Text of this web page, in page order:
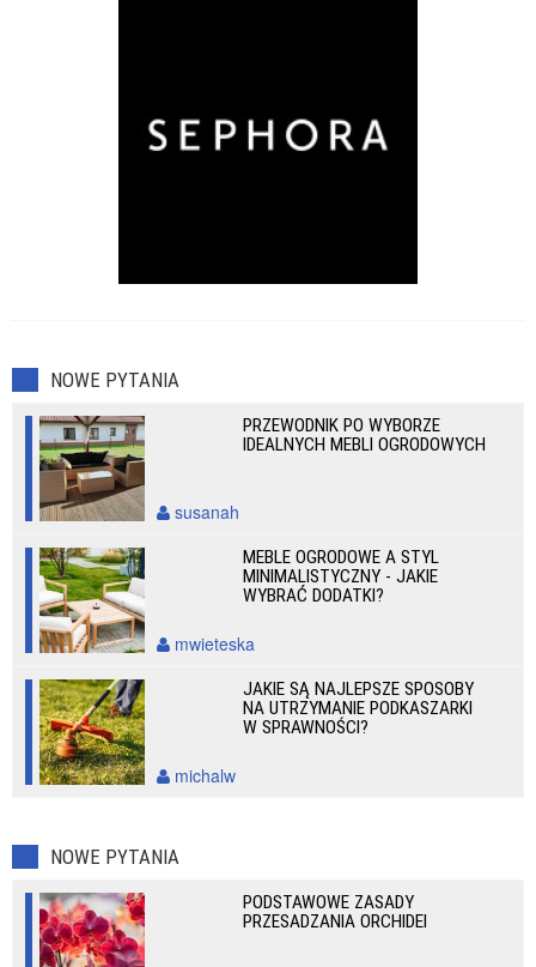
NOWE PYTANIA
PRZEWODNIK PO WYBORZE
IDEALNYCH MEBLI OGRODOWYCH
susanah
MEBLE OGRODOWE A STYL
MINIMALISTYCZNY - JAKIE
WYBRAĆ DODATKI?
mwieteska
JAKIE SĄ NAJLEPSZE SPOSOBY
NA UTRZYMANIE PODKASZARKI
W SPRAWNOŚCI?
michalw
NOWE PYTANIA
PODSTAWOWE ZASADY
PRZESADZANIA ORCHIDEI